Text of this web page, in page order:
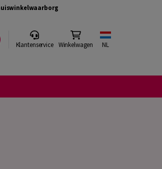
Klantenservice Winkelwagen NL